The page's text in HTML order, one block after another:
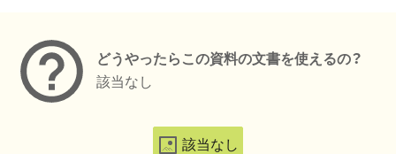
どうやったらこの資料の文書を使えるの？
該当なし
該当なし